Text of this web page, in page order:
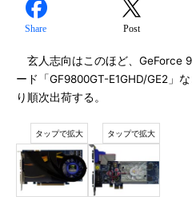
Share Post
玄人志向はこのほど、GeForce
ード「GF9800GT-E1GHD/GE2」
り順次出荷する。